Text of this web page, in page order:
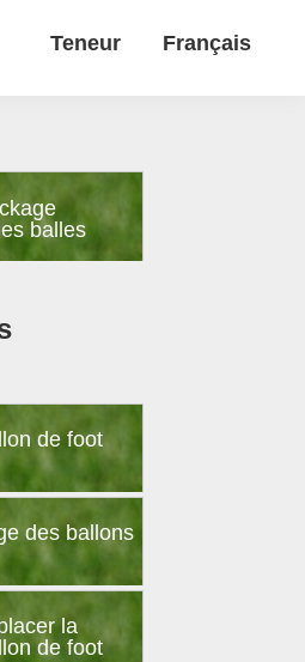
Teneur Français
balles
de foot
des ballons
la
de foot